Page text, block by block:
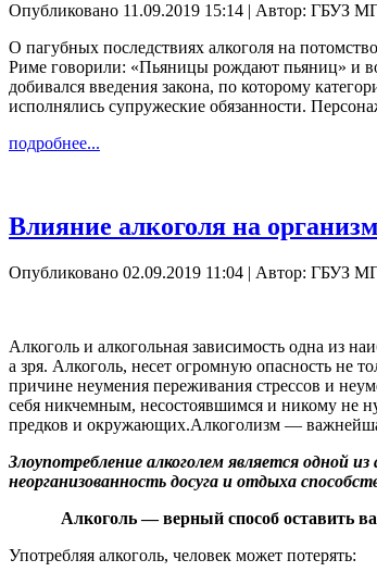
Опубликовано 11.09.2019 15:14 | Автор: ГБУЗ
О пагубных последствиях алкоголя на
Риме говорили: «Пьяницы рождают пьяниц» и
добивался введения закона, по которому
исполнялись супружеские обязанности.
подробнее...
Влияние алкоголя на организм
Опубликовано 02.09.2019 11:04 | Автор: ГБУЗ
Алкоголь и алкогольная зависимость одна из
а зря. Алкоголь, несет огромную опасность не
причине неумения переживания стрессов и
себя никчемным, несостоявшимся и никому не
предков и окружающих.Алкоголизм —
Злоупотребление алкоголем является одной
неорганизованность досуга и отдыха
Алкоголь — верный способ оставить
Употребляя алкоголь, человек может потерять: